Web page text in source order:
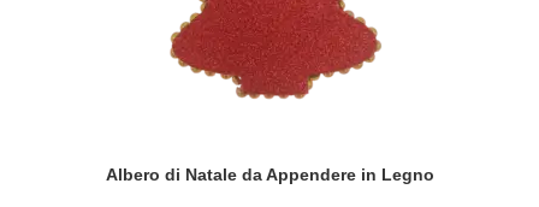
Albero di Natale da Appendere in Legno